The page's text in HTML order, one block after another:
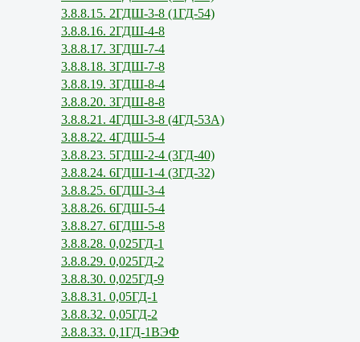
3.8.8.15. 2ГДШ-3-8 (1ГД-54)
3.8.8.16. 2ГДШ-4-8
3.8.8.17. 3ГДШ-7-4
3.8.8.18. 3ГДШ-7-8
3.8.8.19. 3ГДШ-8-4
3.8.8.20. 3ГДШ-8-8
3.8.8.21. 4ГДШ-3-8 (4ГД-53А)
3.8.8.22. 4ГДШ-5-4
3.8.8.23. 5ГДШ-2-4 (3ГД-40)
3.8.8.24. 6ГДШ-1-4 (3ГД-32)
3.8.8.25. 6ГДШ-3-4
3.8.8.26. 6ГДШ-5-4
3.8.8.27. 6ГДШ-5-8
3.8.8.28. 0,025ГД-1
3.8.8.29. 0,025ГД-2
3.8.8.30. 0,025ГД-9
3.8.8.31. 0,05ГД-1
3.8.8.32. 0,05ГД-2
3.8.8.33. 0,1ГД-1ВЭФ